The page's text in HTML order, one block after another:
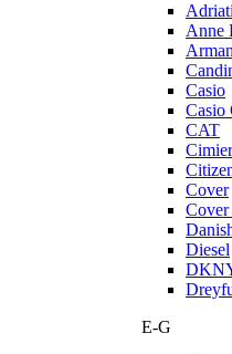
Anne
Casio
Casio
CAT
Cimier
Cover
Cover
Diesel
E-G